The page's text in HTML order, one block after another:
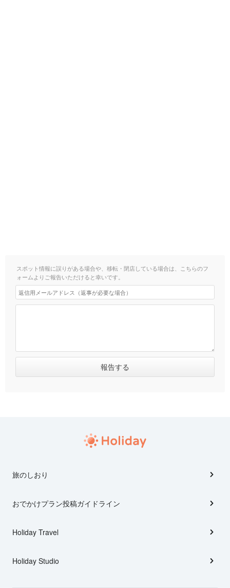
スポット情報に誤りがある場合や、移転・閉店している場合は、こちらのフ
ォームよりご報告いただけると幸いです。
旅のしおり
おでかけプラン投稿ガイドライン
Holiday Travel
Holiday Studio